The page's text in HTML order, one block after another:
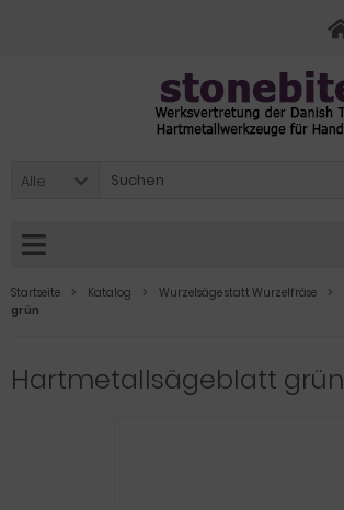
Alle
Startseite Katalog Wurzelsäge statt Wurzelfräse
grün
Hartmetallsägeblatt grün